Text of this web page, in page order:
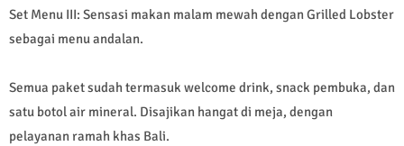
Set Menu III: Sensasi makan malam mewah dengan Grilled Lobster
sebagai menu andalan.
Semua paket sudah termasuk welcome drink, snack pembuka, dan
satu botol air mineral. Disajikan hangat di meja, dengan
pelayanan ramah khas Bali.